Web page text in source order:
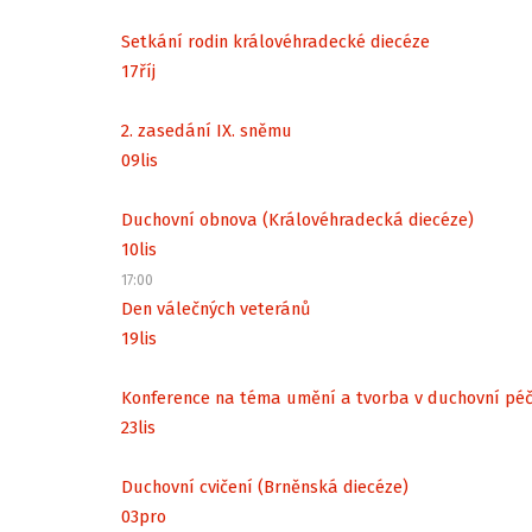
Setkání rodin královéhradecké diecéze
17říj
2. zasedání IX. sněmu
09lis
Duchovní obnova (Královéhradecká diecéze)
10lis
17:00
Den válečných veteránů
19lis
Konference na téma umění a tvorba v duchovní
23lis
Duchovní cvičení (Brněnská diecéze)
03pro